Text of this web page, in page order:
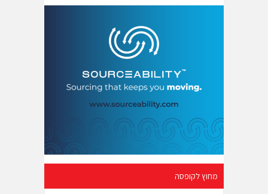
מחוץ לקופסה